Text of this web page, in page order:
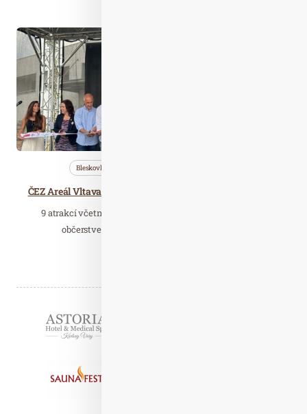
Bleskovky
ČEZ Areál Vltava otevřel po 10 dnech zkušebního provozu
9 atrakcí včetně špičkových beachvolejbalových kurtů,
občerstvení nebo např. parkourového hřiště…